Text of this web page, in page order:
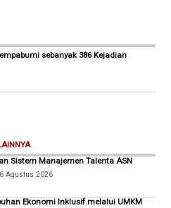
sebanyak 386 Kejadian
Sistem Manajemen Talenta ASN
Agustus 2026
Ekonomi Inklusif melalui UMKM